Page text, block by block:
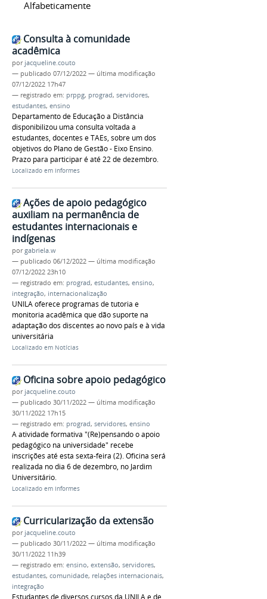
Alfabeticamente
Consulta à comunidade
acadêmica
por jacqueline.couto
— publicado 07/12/2022 — última modificação
07/12/2022 17h47
— registrado em: prppg, prograd, servidores,
estudantes, ensino
Departamento de Educação a Distância
disponibilizou uma consulta voltada a
estudantes, docentes e TAEs, sobre um dos
objetivos do Plano de Gestão - Eixo Ensino.
Prazo para participar é até 22 de dezembro.
Localizado em Informes
Ações de apoio pedagógico
auxiliam na permanência de
estudantes internacionais e
indígenas
porgabriela.w
— publicado 06/12/2022 — última modificação
07/12/2022 23h10
— registrado em: prograd, estudantes, ensino,
integração, internacionalização
UNILA oferece programas de tutoria e
monitoria acadêmica que dão suporte na
adaptação dos discentes ao novo país e à vida
universitária
Localizado em Notícias
Oficina sobre apoio pedagógico
por jacqueline.couto
— publicado 30/11/2022 — última modificação
30/11/2022 17h15
— registrado em: prograd, servidores, ensino
A atividade formativa "(Re)pensando o apoio
pedagógico na universidade" recebe
inscrições até esta sexta-feira (2). Oficina será
realizada no dia 6 de dezembro, no Jardim
Universitário.
Localizado em Informes
Curricularização da extensão
por jacqueline.couto
— publicado 30/11/2022 — última modificação
30/11/2022 11h39
— registrado em: ensino, extensão, servidores,
estudantes, comunidade, relações internacionais,
integração
Estudantes de diversos cursos da UNILA e de